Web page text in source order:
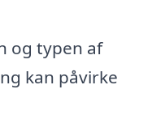
og typen af
kan påvirke